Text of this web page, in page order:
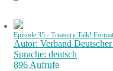
Episode 35 - Treasury Talk!
Autor: Verband
Sprache: deutsch
896 Aufrufe